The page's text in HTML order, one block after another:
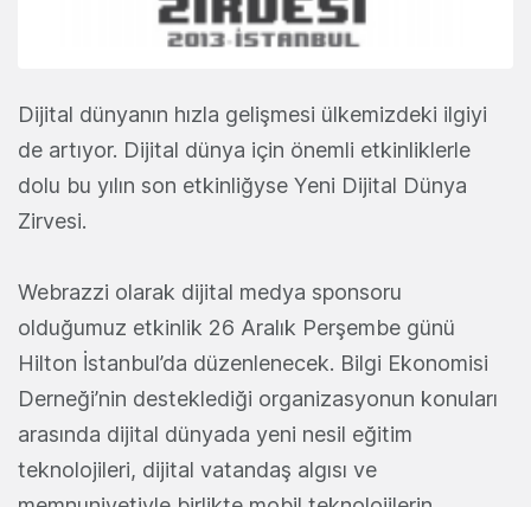
Dijital dünyanın hızla gelişmesi ülkemizdeki ilgiyi
de artıyor. Dijital dünya için önemli etkinliklerle
dolu bu yılın son etkinliğyse Yeni Dijital Dünya
Zirvesi.
Webrazzi olarak dijital medya sponsoru
olduğumuz etkinlik 26 Aralık Perşembe günü
Hilton İstanbul’da düzenlenecek. Bilgi Ekonomisi
Derneği’nin desteklediği organizasyonun konuları
arasında dijital dünyada yeni nesil eğitim
teknolojileri, dijital vatandaş algısı ve